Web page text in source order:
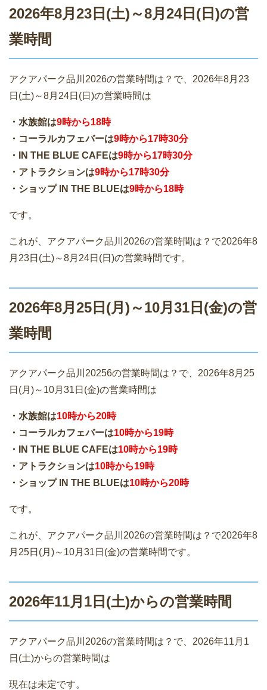
2026年8月23日(土)～8月24日(日)の営
業時間
アクアパーク品川2026の営業時間は？で、2026年8月23
日(土)～8月24日(日)の営業時間は
・水族館は9時から18時
・コーラルカフェバーは9時から17時30分
・IN THE BLUE CAFEは9時から17時30分
・アトラクションは9時から17時30分
・ショップ IN THE BLUEは9時から18時
です。
これが、アクアパーク品川2026の営業時間は？で2026年8
月23日(土)～8月24日(日)の営業時間です。
2026年8月25日(月)～10月31日(金)の営
業時間
アクアパーク品川20256の営業時間は？で、2026年8月25
日(月)～10月31日(金)の営業時間は
・水族館は10時から20時
・コーラルカフェバーは10時から19時
・IN THE BLUE CAFEは10時から19時
・アトラクションは10時から19時
・ショップ IN THE BLUEは10時から20時
です。
これが、アクアパーク品川2026の営業時間は？で2026年8
月25日(月)～10月31日(金)の営業時間です。
2026年11月1日(土)からの営業時間
アクアパーク品川2026の営業時間は？で、2026年11月1
日(土)からの営業時間は
現在は未定です。